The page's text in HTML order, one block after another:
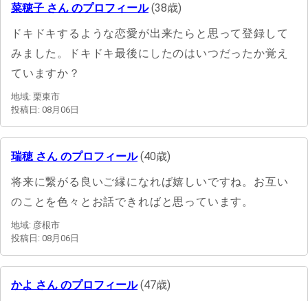
菜穂子 さん のプロフィール(38歳)
ドキドキするような恋愛が出来たらと思って登録して
みました。ドキドキ最後にしたのはいつだったか覚え
ていますか？
地域: 栗東市
投稿日: 08月06日
瑞穂 さん のプロフィール(40歳)
将来に繋がる良いご縁になれば嬉しいですね。お互い
のことを色々とお話できればと思っています。
地域: 彦根市
投稿日: 08月06日
かよ さん のプロフィール(47歳)